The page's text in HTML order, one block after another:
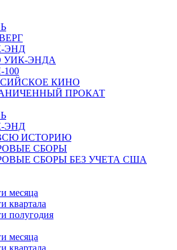
ЭНД
УИК-ЭНДА
КИНО
ПРОКАТ
ЭНД
ИСТОРИЮ
СБОРЫ
СБОРЫ БЕЗ УЧЕТА США
месяца
квартала
полугодия
месяца